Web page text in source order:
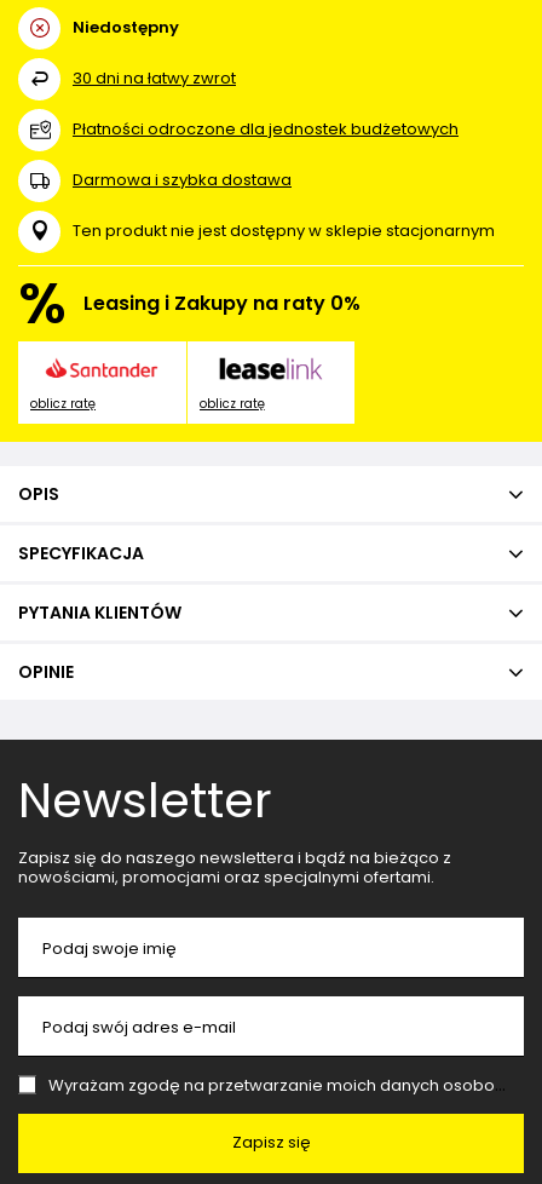
Niedostępny
30 dni na łatwy zwrot
Płatności odroczone dla jednostek budżetowych
Darmowa i szybka dostawa
Ten produkt nie jest dostępny w sklepie stacjonarnym
% Leasing i Zakupy na raty 0%
oblicz ratę oblicz ratę
OPIS
SPECYFIKACJA
PYTANIA KLIENTÓW
OPINIE
Newsletter
Zapisz się do naszego newslettera i bądź na bieżąco z
nowościami, promocjami oraz specjalnymi ofertami.
Podaj swoje imię
Podaj swój adres e-mail
Wyrażam zgodę na przetwarzanie moich danych osobowych (adres e-mail) na potrzeby wysyłki newslettera z informacją handlową (marketing). Więcej w
Zapisz się